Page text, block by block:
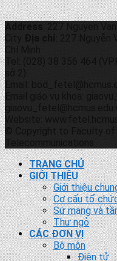
Address
: 227 Nguyen
City
Địa chỉ
: 227 Nguyễn
Chí Minh
Tel: (028) 38 356 464
sở 2)
Email:
Email giáo vụ khoa:
Website:
© Copyright to Faculty of
Telecommunications
TRANG CHỦ
GIỚI THIỆU
Giới thiệu
Cơ cấu tổ
Sứ mạng và
Thư ngỏ
CÁC ĐƠN VỊ
Bộ môn
Điện tử